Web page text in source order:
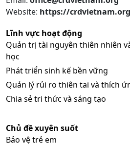
Website: https://crdvietnam.org
Lĩnh vực hoạt động
Quản trị tài nguyên thiên nhiên
học
Phát triển sinh kế bền vững
Quản lý rủi ro thiên tai và thích
Chia sẻ tri thức và sáng tạo
Chủ đề xuyên suốt
Bảo vệ trẻ em